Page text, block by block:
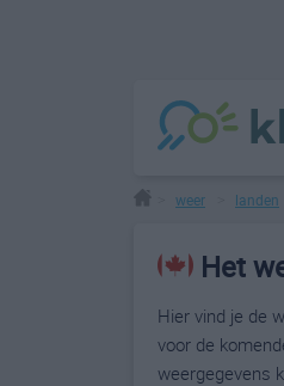
weer landen
Het
Hier vind je de
voor de
weergegevens